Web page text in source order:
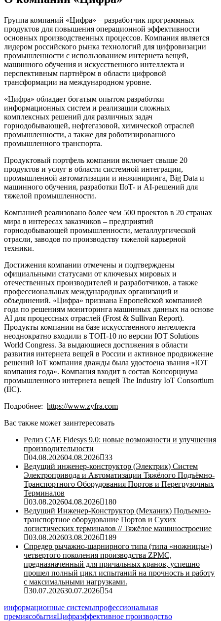
Группа компаний «Цифра» – разработчик программных
продуктов для повышения операционной эффективности
основных производственных процессов. Компания является
лидером российского рынка технологий для цифровизации
промышленности с использованием интернета вещей,
машинного обучения и искусственного интеллекта и
перспективным партнёром в области цифровой
трансформации на международном уровне.
«Цифра» обладает богатым опытом разработки
информационных систем и реализации сложных
комплексных решений для различных задач
горнодобывающей, нефтегазовой, химической отраслей
промышленности, а также для роботизированного
промышленного транспорта.
Продуктовый портфель компании включает свыше 20
продуктов и услуг в области системной интеграции,
промышленной автоматизации и инжиниринга, Big Data и
машинного обучения, разработки IIoT- и AI-решений для
тяжелой промышленности.
Компанией реализовано более чем 500 проектов в 20 странах
мира в интересах заказчиков – предприятий
горнодобывающей промышленности, металлургической
отрасли, заводов по производству тяжелой карьерной
техники.
Достижения компании отмечены и подтверждены
официальными статусами от ключевых мировых и
отечественных производителей и разработчиков, а также
профессиональных международных организаций и
объединений. «Цифра» признана Европейской компанией
года по решениям мониторинга машинных данных на основе
AI для процессных отраслей (Frost & Sullivan Report).
Продукты компании на базе искусственного интеллекта
неоднократно входили в ТОП-10 по версии IOT Solutions
World Congress. За выдающиеся достижения в области
развития интернета вещей в России и активное продвижение
решений IoT компания дважды была удостоена звания «IOT
компания года». Компания входит в состав Консорциума
промышленного интернета вещей The Industry IoT Consortium
(IIC).
Подробнее: https://www.zyfra.com
Вас также может заинтересовать
Релиз CAE Fidesys 9.0: новые возможности и улучшения
производительности
04.08.202604.08.2026 33
Ведущий инженер-конструктор (Электрик) Систем
Электропривода и Автоматизации Тяжёлого Подъёмно-
Транспортного Оборудования Портов и Перегрузочных
Терминалов
03.08.202604.08.2026
180
Ведущий Инженер-Конструктор (Механик) Подъемно-
транспортное оборудование Портов и Сухих
логистических терминалов // Тяжёлое машиностроение
03.08.202603.08.2026
189
Спредер рычажно-шарнирного типа (типа «ножницы»)
четвертого поколения производства ZPMC,
предназначенный для причальных кранов, успешно
прошел полный цикл испытаний на прочность и работу
с максимальными нагрузками.
30.07.202630.07.2026
54
информационные системыпрофессиональная
премиясобытияЦифраэффективное производство